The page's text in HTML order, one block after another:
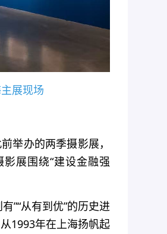
展现场
举办的两季摄影展，
展围绕“建设金融强
”“从有到优”的历史进
1993年在上海扬帆起